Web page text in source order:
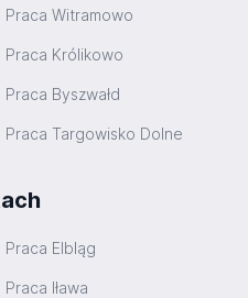
Praca Witramowo
Praca Królikowo
Praca Byszwałd
Praca Targowisko Dolne
Praca Elbląg
Praca Iława